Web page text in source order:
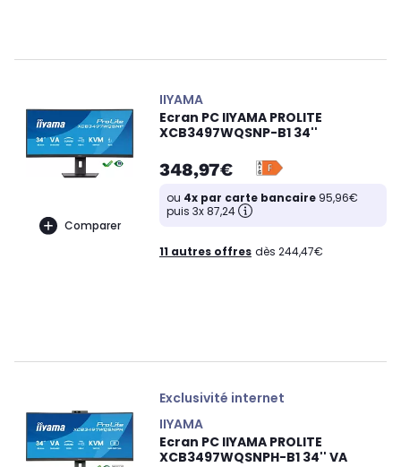
Comparer
IIYAMA
Ecran PC IIYAMA PROLITE
XCB3497WQSNP-B1 34''
348,97€
ou 4x par carte bancaire 95,96€
puis 3x 87,24
11 autres offres dès 244,47€
Exclusivité internet
IIYAMA
Ecran PC IIYAMA PROLITE
XCB3497WQSNPH-B1 34'' VA